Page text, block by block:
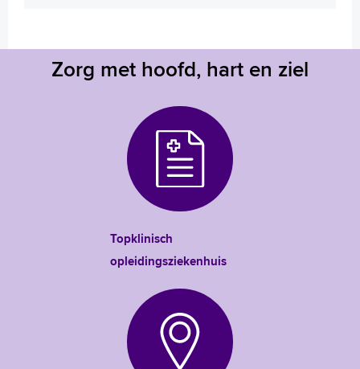
Zorg met hoofd, hart en ziel
Topklinisch
opleidingsziekenhuis